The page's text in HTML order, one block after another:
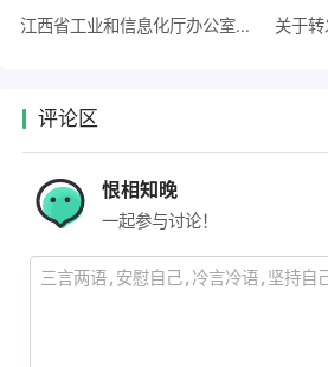
江西省工业和信息化厅办公室关于组织开展2023年国家制造业单项冠军企业申报和复核工作的通知
评论区
恨相知晚
一起参与讨论！